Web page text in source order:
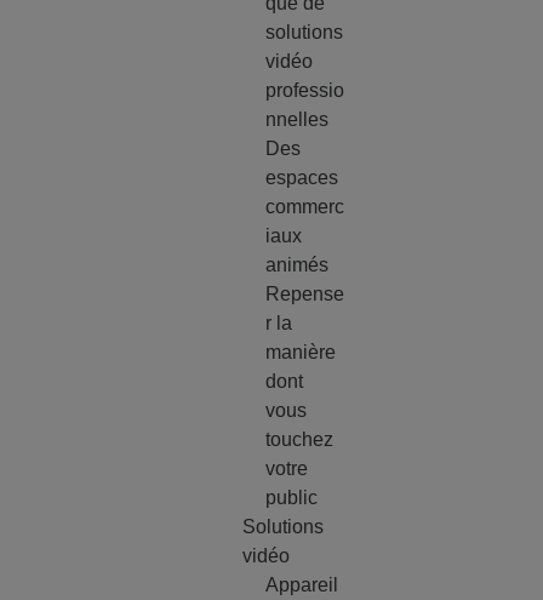
solutions
vidéo
professio
nnelles
Des
espaces
commerc
iaux
animés
Repense
r la
manière
dont
vous
touchez
votre
public
Solutions
vidéo
Appareil